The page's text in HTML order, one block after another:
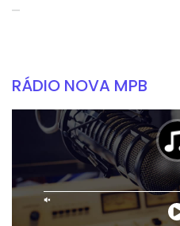
RÁDIO NOVA MPB